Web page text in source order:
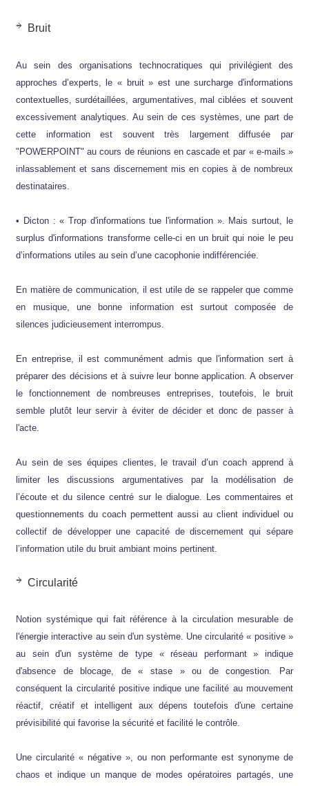
Bruit
Au sein des organisations technocratiques qui privilégient des
approches d’experts, le « bruit » est une surcharge d'informations
contextuelles, surdétaillées, argumentatives, mal ciblées et souvent
excessivement analytiques. Au sein de ces systèmes, une part de
cette information est souvent très largement diffusée par
"POWERPOINT" au cours de réunions en cascade et par « e-mails »
inlassablement et sans discernement mis en copies à de nombreux
destinataires.
• Dicton : « Trop d'informations tue l'information ». Mais surtout, le
surplus d'informations transforme celle-ci en un bruit qui noie le peu
d’informations utiles au sein d’une cacophonie indifférenciée.
En matière de communication, il est utile de se rappeler que comme
en musique, une bonne information est surtout composée de
silences judicieusement interrompus.
En entreprise, il est communément admis que l'information sert à
préparer des décisions et à suivre leur bonne application. A observer
le fonctionnement de nombreuses entreprises, toutefois, le bruit
semble plutôt leur servir à éviter de décider et donc de passer à
l'acte.
Au sein de ses équipes clientes, le travail d’un coach apprend à
limiter les discussions argumentatives par la modélisation de
l’écoute et du silence centré sur le dialogue. Les commentaires et
questionnements du coach permettent aussi au client individuel ou
collectif de développer une capacité de discernement qui sépare
l’information utile du bruit ambiant moins pertinent.
Circularité
Notion systémique qui fait référence à la circulation mesurable de
l'énergie interactive au sein d'un système. Une circularité « positive »
au sein d'un système de type « réseau performant » indique
d'absence de blocage, de « stase » ou de congestion. Par
conséquent la circularité positive indique une facilité au mouvement
réactif, créatif et intelligent aux dépens toutefois d'une certaine
prévisibilité qui favorise la sécurité et facilité le contrôle.
Une circularité « négative », ou non performante est synonyme de
chaos et indique un manque de modes opératoires partagés, une